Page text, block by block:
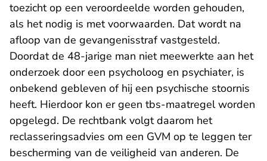
toezicht op een veroordeelde worden gehouden,
als het nodig is met voorwaarden. Dat wordt na
afloop van de gevangenisstraf vastgesteld.
Doordat de 48-jarige man niet meewerkte aan het
onderzoek door een psycholoog en psychiater, is
onbekend gebleven of hij een psychische stoornis
heeft. Hierdoor kon er geen tbs-maatregel worden
opgelegd. De rechtbank volgt daarom het
reclasseringsadvies om een GVM op te leggen ter
bescherming van de veiligheid van anderen. De